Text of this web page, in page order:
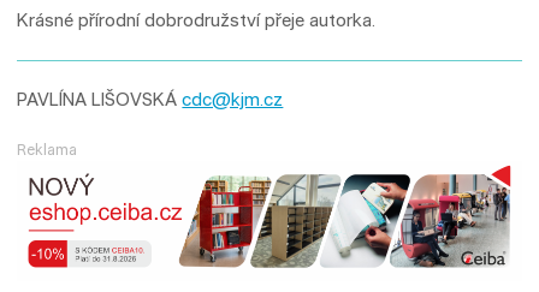
Krásné přírodní dobrodružství přeje autorka.
PAVLÍNA LIŠOVSKÁcdc@kjm.cz
Reklama